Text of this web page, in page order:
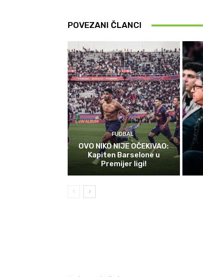
POVEZANI ČLANCI
FUDBAL
OVO NIKO NIJE OČEKIVAO:
Kapiten Barselone u
Premijer ligi!